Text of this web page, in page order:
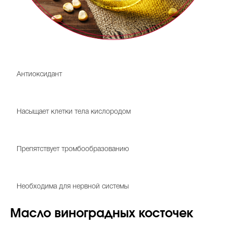
Антиоксидант
Насыщает клетки тела кислородом
Препятствует тромбообразованию
Необходима для нервной системы
Масло виноградных косточек